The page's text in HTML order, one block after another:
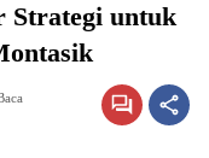
Strategi untuk